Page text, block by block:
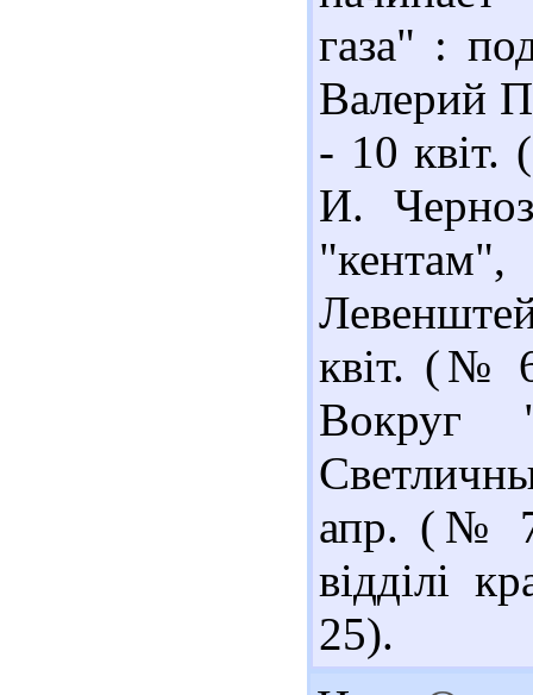
газа" :
Валерий
- 10
И.
квіт. (№
Вокруг
апр. (№
відділі
25).